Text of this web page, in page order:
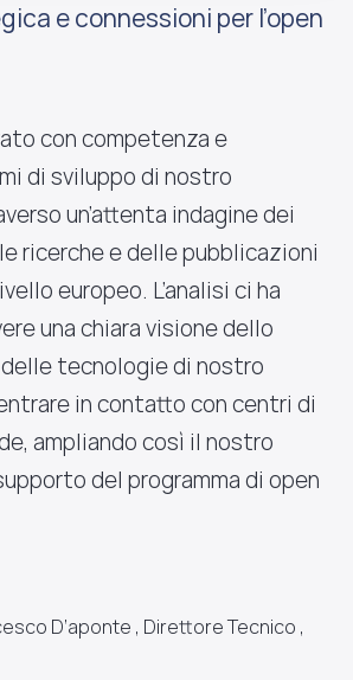
e connessioni per l’open
con competenza e
di sviluppo di nostro
un’attenta indagine dei
ricerche e delle pubblicazioni
europeo. L’analisi ci ha
una chiara visione dello
tecnologie di nostro
in contatto con centri di
ampliando così il nostro
del programma di open
D’aponte , Direttore Tecnico ,